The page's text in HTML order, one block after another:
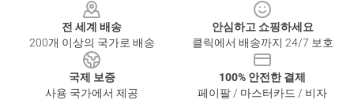
전 세계 배송
200개 이상의 국가로 배송
안심하고 쇼핑하세요
클릭에서 배송까지 24/7 보호
국제 보증
사용 국가에서 제공
100% 안전한 결제
페이팔 / 마스터카드 / 비자